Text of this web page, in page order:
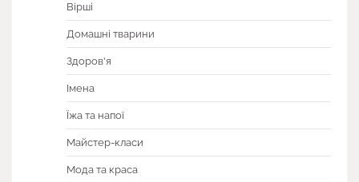
Вірші
Домашні тварини
Здоров'я
Імена
Їжа та напої
Майстер-класи
Мода та краса